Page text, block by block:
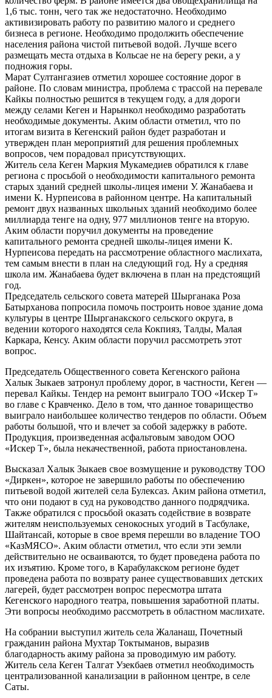
1,6 тыс. тонн, чего так же недостаточно. Необходимо
активизировать работу по развитию малого и среднего
бизнеса в регионе. Необходимо продолжить обеспечение
населения района чистой питьевой водой. Лучше всего
размещать места отдыха в Кольсае не на берегу реки, а у
подножия горы.
Марат Султангазиев отметил хорошее состояние дорог в
районе. По словам министра, проблема с трассой на перевале
Кайкы полностью решится в текущем году, а для дороги
между селами Кеген и Нарынкол необходимо разработать
необходимые документы. Аким области отметил, что по
итогам визита в Кегенский район будет разработан и
утвержден план мероприятий для решения проблемных
вопросов, чем порадовал присутствующих.
Житель села Кеген Маркия Мукамедиев обратился к главе
региона с просьбой о необходимости капитального ремонта
старых зданий средней школы-лицея имени У. Жанабаева и
имени К. Нурпеисова в районном центре. На капитальный
ремонт двух названных школьных зданий необходимо более
миллиарда тенге на одну, 977 миллионов тенге на вторую.
Аким области поручил документы на проведение
капитального ремонта средней школы-лицея имени К.
Нурпеисова передать на рассмотрение областного маслихата,
тем самым внести в план на следующий год. Ну а средняя
школа им. Жанабаева будет включена в план на предстоящий
год.
Председатель сельского совета матерей Шырганака Роза
Батырханова попросила помочь построить новое здание дома
культуры в центре Шырганакского сельского округа, в
ведении которого находятся села Кокпияз, Талды, Малая
Каркара, Кенсу. Аким области поручил рассмотреть этот
вопрос.
Председатель Общественного совета Кегенского района
Халык Зыкаев затронул проблему дорог, в частности, Кеген —
перевал Кайкы. Тендер на ремонт выиграло ТОО «Искер Т»
во главе с Кравченко. Дело в том, что данное товарищество
выиграло наибольшее количество тендеров по области. Объем
работы большой, что и влечет за собой задержку в работе.
Продукция, произведенная асфальтовым заводом ООО
«Искер Т», была некачественной, работа приостановлена.
Высказал Халык Зыкаев свое возмущение и руководству ТОО
«Диркен», которое не завершило работы по обеспечению
питьевой водой жителей села Булексаз. Аким района отметил,
что они подают в суд на руководство данного подрядчика.
Также обратился с просьбой оказать содействие в возврате
жителям неиспользуемых сенокосных угодий в Тасбулаке,
Шайтансай, которые в свое время перешли во владение ТОО
«КазМЯСО». Аким области отметил, что если эти земли
действительно не осваиваются, то будет проведена работа по
их изъятию. Кроме того, в Карабулакском регионе будет
проведена работа по возврату ранее существовавших детских
лагерей, будет рассмотрен вопрос пересмотра штата
Кегенского народного театра, повышения заработной платы.
Эти вопросы необходимо рассмотреть в областном маслихате.
На собрании выступил житель села Жаланаш, Почетный
гражданин района Мухтар Токтыманов, выразив
благодарность акиму района за проводимую им работу.
Житель села Кеген Талгат Узекбаев отметил необходимость
централизованной канализации в районном центре, в селе
Саты.